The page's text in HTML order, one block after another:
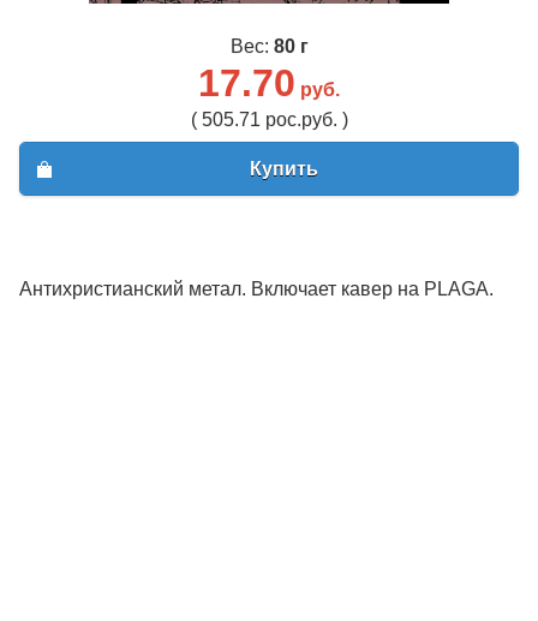
Вес: 80 г
17.70 руб.
( 505.71 рос.руб. )
Купить
Антихристианский метал. Включает кавер на PLAGA.